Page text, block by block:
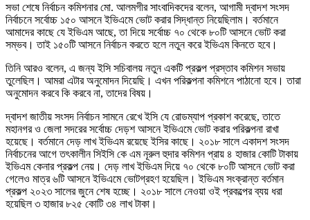
সভা শেষে নির্বাচন কমিশনার মো. আলমগীর সাংবাদিকদের বলেন, আগামী দ্বাদশ সংসদ
নির্বাচনে সর্বোচ্চ ১৫০ আসনে ইভিএমে ভোট করার সিদ্ধান্ত নিয়েছিলাম। বর্তমানে
আমাদের কাছে যে ইভিএম আছে, তা দিয়ে সর্বোচ্চ ৭০ থেকে ৮০টি আসনে ভোট করা
সম্ভব। তাই ১৫০টি আসনে নির্বাচন করতে হলে নতুন করে ইভিএম কিনতে হবে।
তিনি আরও বলেন, এ জন্য ইসি সচিবালয় নতুন একটি প্রকল্প প্রস্তাব কমিশন সভায়
তুলেছিল। আমরা এটার অনুমোদন দিয়েছি। এখন পরিকল্পনা কমিশনে পাঠানো হবে। তারা
অনুমোদন করবে কি করবে না, তাদের বিষয়।
দ্বাদশ জাতীয় সংসদ নির্বাচন সামনে রেখে ইসি যে রোডম্যাপ প্রকাশ করেছে, তাতে
মহানগর ও জেলা সদরের সর্বোচ্চ দেড়শ আসনে ইভিএমে ভোট করার পরিকল্পনা রাখা
হয়েছে। বর্তমানে দেড় লাখ ইভিএম রয়েছে ইসির কাছে। ২০১৮ সালে একাদশ সংসদ
নির্বাচনের আগে তৎকালীন সিইসি কে এম নূরুল হুদার কমিশন প্রায় ৪ হাজার কোটি টাকায়
ইভিএম কেনার প্রকল্প নেয়। দেড় লাখ ইভিএম দিয়ে ৭০ থেকে ৮০টি আসনে ভোট করা
গেলেও মাত্র ৬টি আসনে ইভিএমে ভোটগ্রহণ হয়েছিল। ইভিএম সংক্রান্ত বর্তমান
প্রকল্প ২০২৩ সালের জুনে শেষ হচ্ছে। ২০১৮ সালে নেওয়া ওই প্রকল্পের ব্যয় ধরা
হয়েছিল ৩ হাজার ৮২৫ কোটি ৩৪ লাখ টাকা।